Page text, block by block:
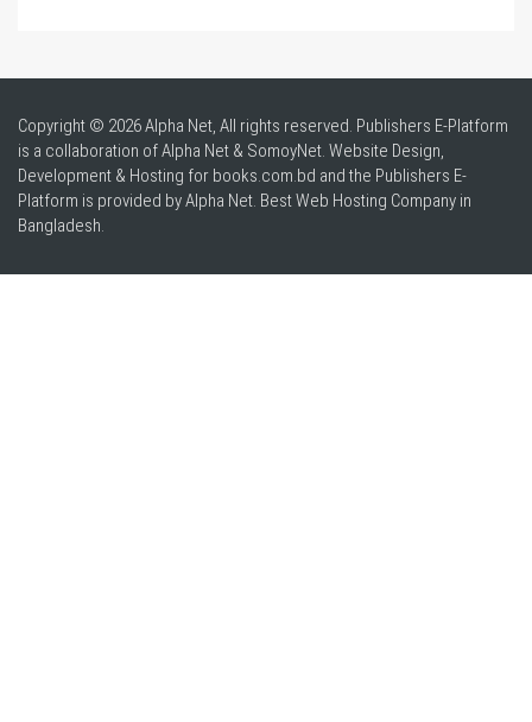
Copyright © 2026 Alpha Net, All rights reserved. Publishers E-Platform
is a collaboration of Alpha Net & SomoyNet. Website Design,
Development & Hosting for books.com.bd and the Publishers E-
Platform is provided by Alpha Net. BestWeb Hosting Company in
Bangladesh.